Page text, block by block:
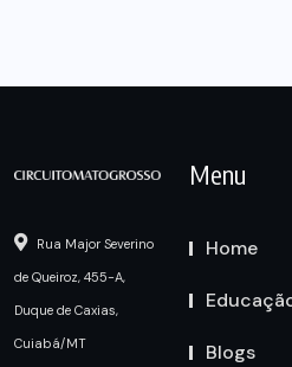
Rua Major Severino
de Queiroz, 455-A,
Duque de Caxias,
Cuiabá/MT
Menu
Home
Blogs